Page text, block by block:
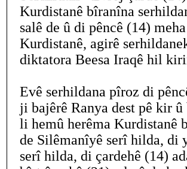
Kurdistanê bîranîna
salê de û di pêncê (14)
Kurdistanê, agirê
diktatora Beesa Iraqê hil
Evê serhildana pîroz di
ji bajêrê Ranya dest pê kir
li hemû herêma Kurdistanê
de Silêmanîyê serî hilda, di
serî hilda, di çardehê (14)